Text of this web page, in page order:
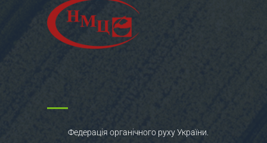
Федерація органічного руху України.